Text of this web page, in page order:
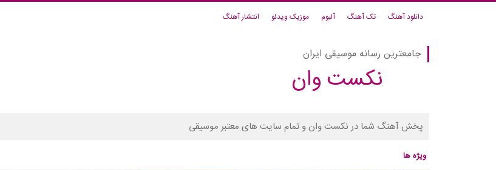
دانلود آهنگ تک آهنگ آلبوم موزیک ویدئو انتشار آهنگ
جامعترین رسانه موسیقی ایران
نکست وان
پخش آهنگ شما در نکست وان و تمام سایت های معتبر موسیقی
ویژه ها